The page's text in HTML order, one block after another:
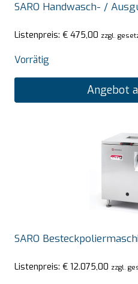
SARO Handwasch- /
Listenpreis: € 475,00 zzgl.
Vorrätig
Angebot
SARO
Listenpreis: € 12.075,00 zzgl.